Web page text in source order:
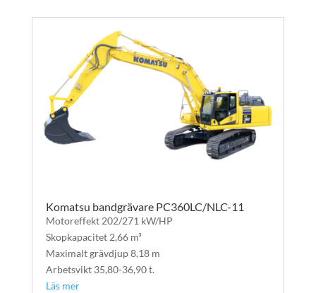
Komatsu bandgrävare PC360LC/NLC-11
Motoreffekt 202/271 kW/HP
Skopkapacitet 2,66 m³
Maximalt grävdjup 8,18 m
Arbetsvikt 35,80-36,90 t.
Läs mer